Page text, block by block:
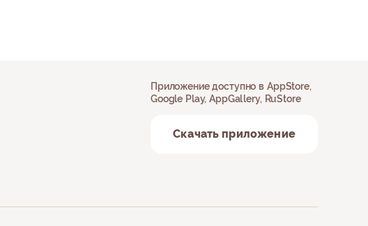
Приложение доступно в AppStore,
Google Play, AppGallery, RuStore
Скачать приложение